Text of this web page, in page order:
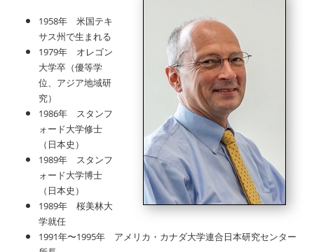
1958年 米国テキ
サス州で生まれる
1979年 オレゴン
大学卒（優等学
位、アジア地域研
究）
1986年 スタンフ
ォード大学修士
（日本史）
1989年 スタンフ
ォード大学博士
（日本史）
1989年 桜美林大
学就任
1991年〜1995年 アメリカ・カナダ大学連合日本研究センター